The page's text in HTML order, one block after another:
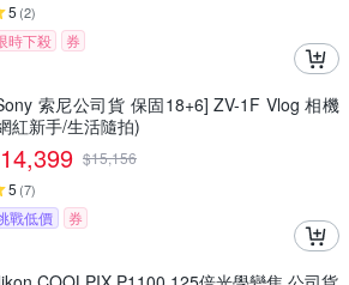
5 (2)
時下殺 券
索尼公司貨 保固18+6] ZV-1F Vlog 相機
紅新手/生活隨拍)
14,399 $15,156
5 (7)
戰低價 券